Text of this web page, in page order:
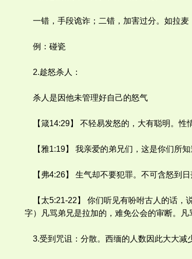
一错，手段诡诈；二错，加害过分。如拉麦
例：碰瓷
2.趁怒杀人：
杀人是因他未管理好自己的怒气
【箴14:29】 不轻易发怒的，大有聪明。性
【雅1:19】 我亲爱的弟兄们，这是你们所知
【弗4:26】 生气却不要犯罪。不可含怒到日
【太5:21-22】 你们听见有吩咐古人的话，
字）凡骂弟兄是拉加的，难免公会的审断。凡
3.受到咒诅：分散。西缅的人数因此大大减